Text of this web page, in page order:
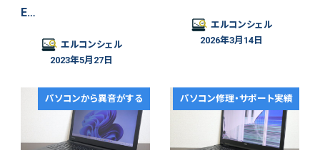
E…
エルコンシェル
2023年5月27日
エルコンシェル
2026年3月14日
パソコンから異音がする パソコン修理・サポート実績